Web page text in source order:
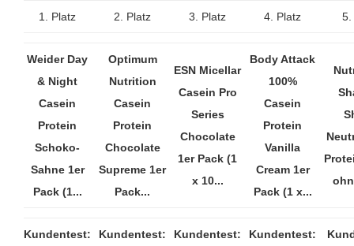
1. Platz 2. Platz 3. Platz 4. Platz 5.
Weider Day
& Night
Casein
Protein
Schoko-
Sahne 1er
Pack (1...
Optimum
Nutrition
Casein
Protein
Chocolate
Supreme 1er
Pack...
ESN Micellar
Casein Pro
Series
Chocolate
1er Pack (1
x 10...
Body Attack
100%
Casein
Protein
Vanilla
Cream 1er
Pack (1 x...
Kundentest:
Kundentest:
Kundentest:
Kundentest: